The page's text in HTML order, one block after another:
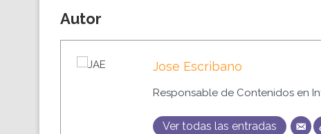
Autor
Jose Escribano
Responsable de Contenidos en
Ver todas las entradas